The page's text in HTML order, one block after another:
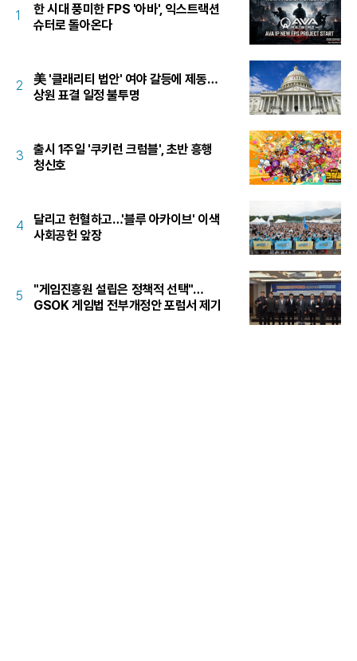
1
한 시대 풍미한 FPS '아바', 익스트랙션
슈터로 돌아온다
2
美 '클래리티 법안' 여야 갈등에 제동…
상원 표결 일정 불투명
3
출시 1주일 '쿠키런 크럼블', 초반 흥행
청신호
4
달리고 헌혈하고…'블루 아카이브' 이색
사회공헌 앞장
5
"게임진흥원 설립은 정책적 선택"…
GSOK 게임법 전부개정안 포럼서 제기